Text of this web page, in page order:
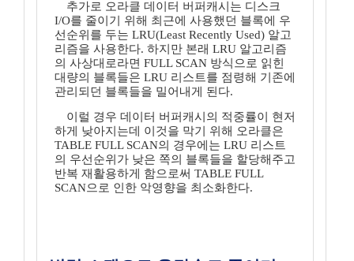
추가로 오라클 데이터 버퍼캐시는 디스크
I/O를 줄이기 위해 최근에 사용했던 블록에 우
선순위를 두는 LRU(Least Recently Used) 알고
리즘을 사용한다. 하지만 본래 LRU 알고리즘
의 사상대로라면 FULL SCAN 방식으로 읽힌
대량의 블록들은 LRU 리스트를 점령해 기존에
관리되던 블록들을 밀어내게 된다.
이럴 경우 데이터 버퍼캐시의 적중률이 현저
하게 낮아지는데 이것을 막기 위해 오라클은
TABLE FULL SCAN의 경우에는 LRU 리스트
의 우선순위가 낮은 쪽의 블록들을 할당해주고
반복 재활용하게 함으로써 TABLE FULL
SCAN으로 인한 악영향을 최소화한다.